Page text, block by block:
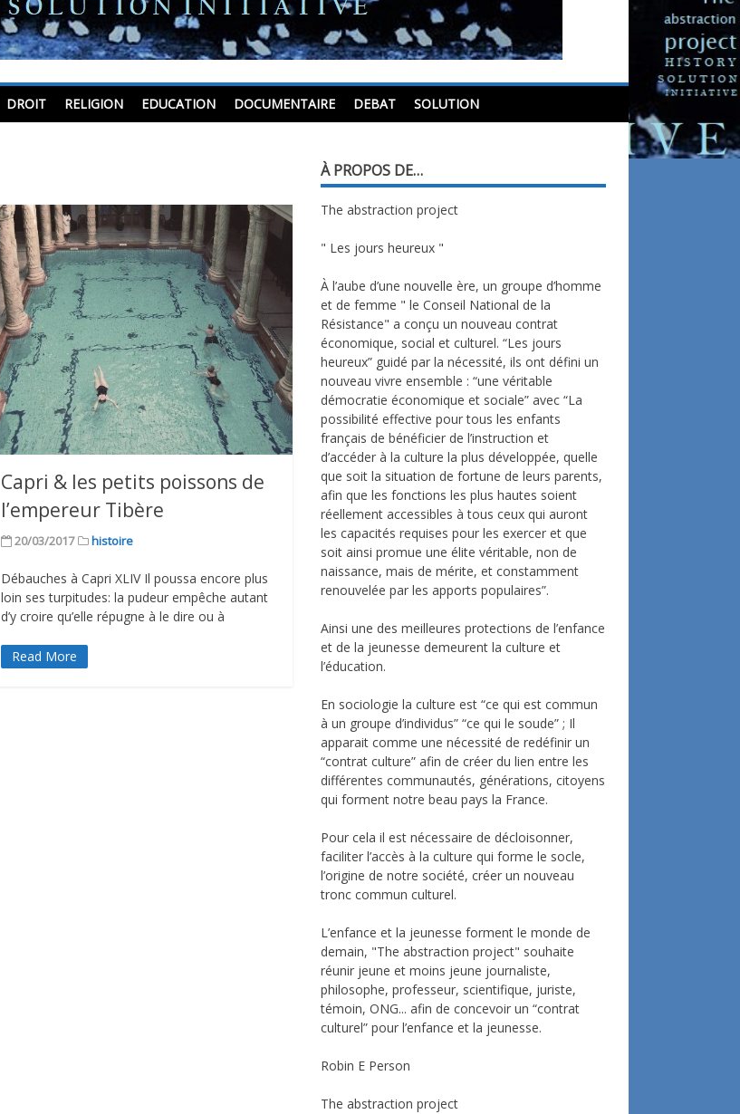
DROIT RELIGION EDUCATION DOCUMENTAIRE DEBAT SOLUTION
Capri & les petits poissons de
l’empereur Tibère
20/03/2017 histoire
Débauches à Capri XLIV Il poussa encore plus
loin ses turpitudes: la pudeur empêche autant
d’y croire qu’elle répugne à le dire ou à
Read More
À PROPOS DE…
The abstraction project
" Les jours heureux "
À l’aube d’une nouvelle ère, un groupe d’homme
et de femme " le Conseil National de la
Résistance" a conçu un nouveau contrat
économique, social et culturel. “Les jours
heureux” guidé par la nécessité, ils ont défini un
nouveau vivre ensemble : “une véritable
démocratie économique et sociale” avec “La
possibilité effective pour tous les enfants
français de bénéficier de l’instruction et
d’accéder à la culture la plus développée, quelle
que soit la situation de fortune de leurs parents,
afin que les fonctions les plus hautes soient
réellement accessibles à tous ceux qui auront
les capacités requises pour les exercer et que
soit ainsi promue une élite véritable, non de
naissance, mais de mérite, et constamment
renouvelée par les apports populaires”.
Ainsi une des meilleures protections de l’enfance
et de la jeunesse demeurent la culture et
l’éducation.
En sociologie la culture est “ce qui est commun
à un groupe d’individus” “ce qui le soude” ; Il
apparait comme une nécessité de redéfinir un
“contrat culture” afin de créer du lien entre les
différentes communautés, générations, citoyens
qui forment notre beau pays la France.
Pour cela il est nécessaire de décloisonner,
faciliter l’accès à la culture qui forme le socle,
l’origine de notre société, créer un nouveau
tronc commun culturel.
L’enfance et la jeunesse forment le monde de
demain, "The abstraction project" souhaite
réunir jeune et moins jeune journaliste,
philosophe, professeur, scientifique, juriste,
témoin, ONG... afin de concevoir un “contrat
culturel” pour l’enfance et la jeunesse.
Robin E Person
The abstraction project